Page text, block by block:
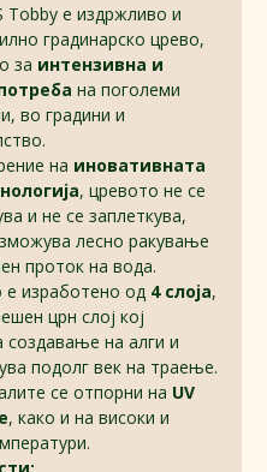
Tobby е издржливо и
градинарско црево,
за интензивна и
на поголеми
во градини и
на иновативната
, цревото не се
и не се заплеткува,
лесно ракување
проток на вода.
е изработено од 4 слоја,
црн слој кој
создавање на алги и
подолг век на траење.
се отпорни на UV
, како и на високи и